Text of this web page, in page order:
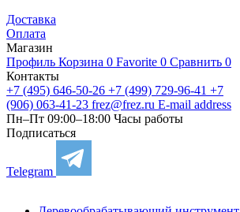
Доставка
Оплата
Магазин
Профиль Корзина 0 Favorite 0 Сравнить 0
Контакты
+7 (495) 646-50-26 +7 (499) 729-96-41 +7
(906) 063-41-23 frez@frez.ru E-mail address
Пн–Пт 09:00–18:00 Часы работы
Подписаться
Telegram